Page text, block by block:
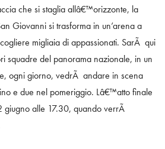
che si staglia allâ€™orizzonte, la
Giovanni si trasforma in un’arena a
migliaia di appassionati. SarÃ qui
squadre del panorama nazionale, in un
ogni giorno, vedrÃ andare in scena
e due nel pomeriggio. Lâ€™atto finale
giugno alle 17.30, quando verrÃ